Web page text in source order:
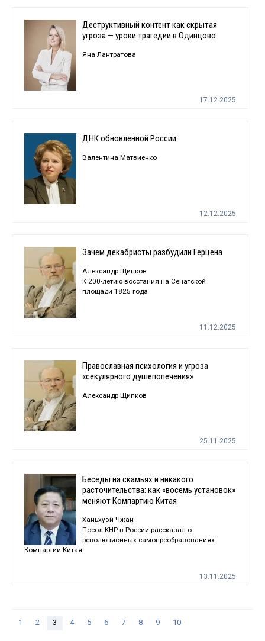
Деструктивный контент как скрытая
угроза — уроки трагедии в Одинцово
Яна Лантратова
17.12.2025
ДНК обновленной России
Валентина Матвиенко
12.12.2025
Зачем декабристы разбудили Герцена
Александр Щипков
К 200-летию восстания на Сенатской
площади 1825 года
11.12.2025
Православная психология и угроза
«секулярного душепопечения»
Александр Щипков
25.11.2025
Беседы на скамьях и никакого
расточительства: как «восемь установок»
меняют Компартию Китая
Ханьхуэй Чжан
Посол КНР в России рассказал о
революционных самопреобразованиях
Компартии Китая
13.11.2025
1 2 3 4 5 6 7 8 9 10